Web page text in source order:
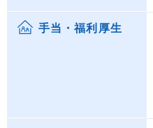
手当・福利厚生